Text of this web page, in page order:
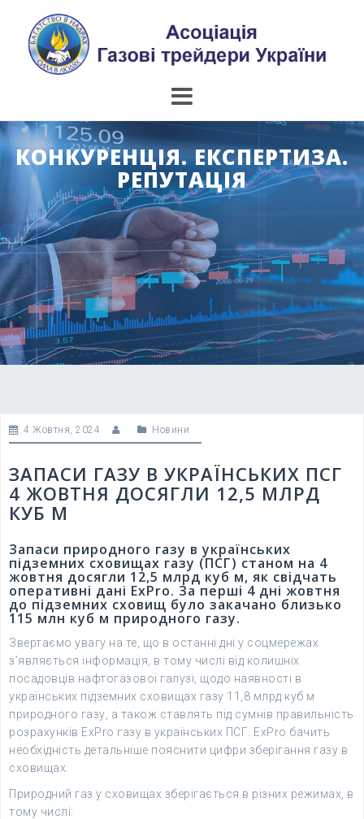
content
КОНКУРЕНЦІЯ. ЕКСПЕРТИЗА.
РЕПУТАЦІЯ
4 Жовтня, 2024 Новини
ЗАПАСИ ГАЗУ В УКРАЇНСЬКИХ ПСГ
4 ЖОВТНЯ ДОСЯГЛИ 12,5 МЛРД
КУБ М
Запаси природного газу в українських
підземних сховищах газу (ПСГ) станом на 4
жовтня досягли 12,5 млрд куб м, як свідчать
оперативні дані ExPro. За перші 4 дні жовтня
до підземних сховищ було закачано близько
115 млн куб м природного газу.
Звертаємо увагу на те, що в останні дні у соцмережах
з’являється інформація, в тому числі від колишніх
посадовців нафтогазової галузі, щодо наявності в
українських підземних сховищах газу 11,8 млрд куб м
природного газу, а також ставлять під сумнів правильність
розрахунків ExPro газу в українських ПСГ. ExPro бачить
необхідність детальніше пояснити цифри зберігання газу в
сховищах.
Природний газ у сховищах зберігається в різних режимах, в
тому числі: